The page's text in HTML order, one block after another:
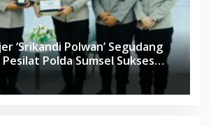
‘Srikandi Polwan’ Segudang
Polda Sumsel Sukses
Menpora Cup II 2024